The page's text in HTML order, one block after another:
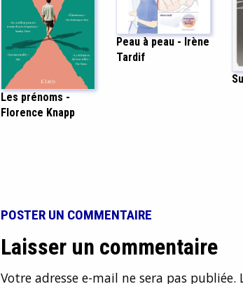
Les prénoms -
Florence Knapp
Peau à peau - Irène
Tardif
POSTER UN COMMENTAIRE
Laisser un commentaire
Votre adresse e-mail ne sera pas publiée.